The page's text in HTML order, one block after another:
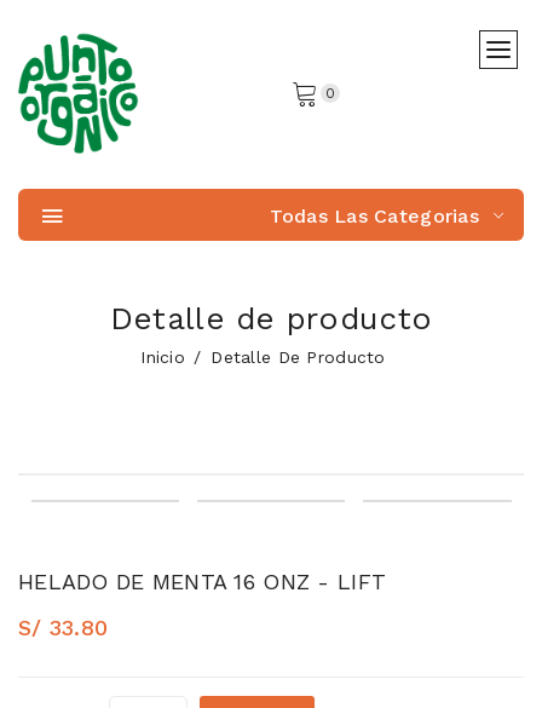
0
Todas Las Categorias
Detalle de producto
Inicio Detalle De Producto
HELADO DE MENTA 16 ONZ - LIFT
S/ 33.80